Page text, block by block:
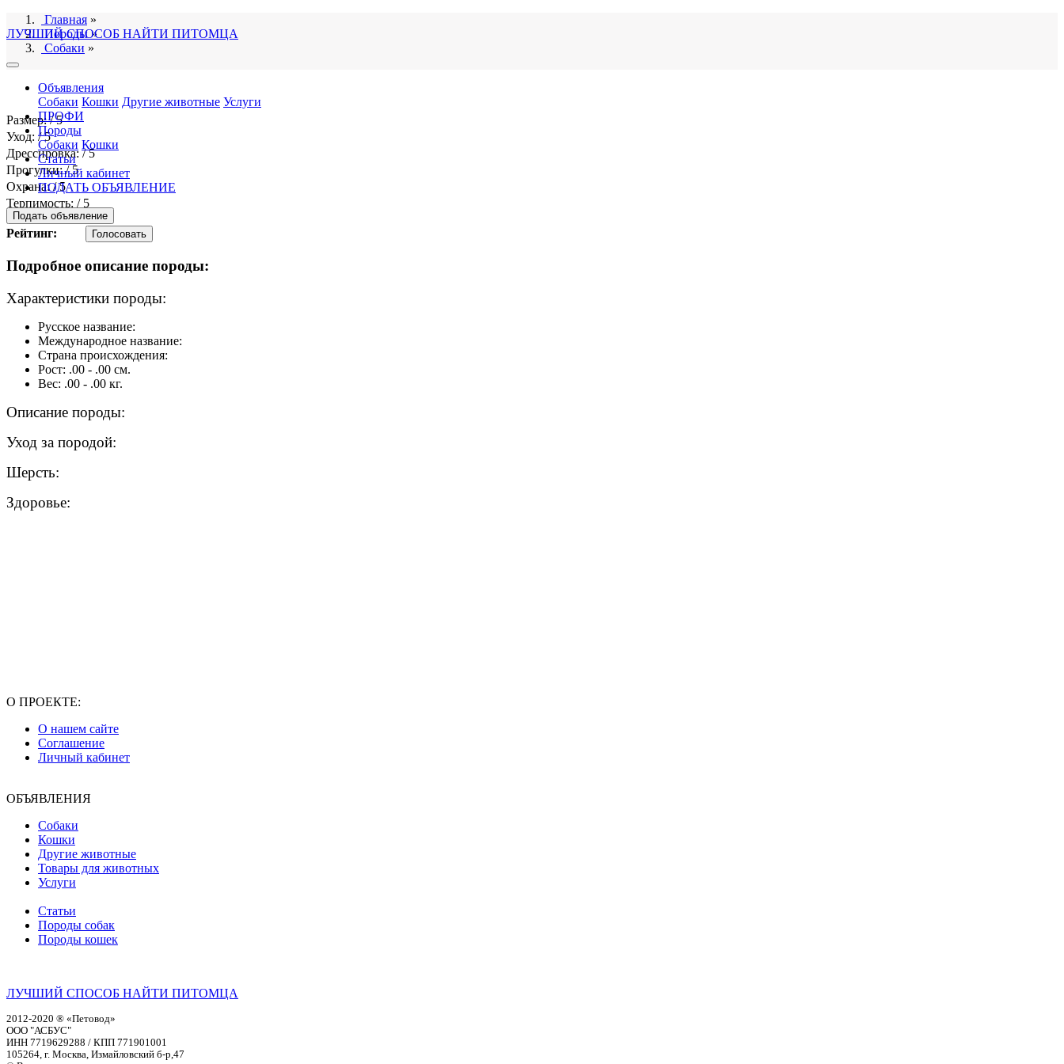
ЛУЧШИЙ СПОСОБ НАЙТИ ПИТОМЦА
Объявления
Собаки Кошки Другие животные Услуги
ПРОФИ
Породы
Собаки Кошки
Статьи
Личный кабинет
ПОДАТЬ ОБЪЯВЛЕНИЕ
Подать объявление
Главная »
Породы»
Собаки »
Размер: / 5
Уход: / 5
Дрессировка: / 5
Прогулки: / 5
Охрана: / 5
Терпимость: / 5
Рейтинг: Голосовать
Подробное описание породы:
Характеристики породы:
Русское название:
Международное название:
Страна происхождения:
Рост: .00 - .00 см.
Вес: .00 - .00 кг.
Описание породы:
Уход за породой:
Шерсть:
Здоровье:
О ПРОЕКТЕ:
О нашем сайте
Соглашение
Личный кабинет
ОБЪЯВЛЕНИЯ
Собаки
Кошки
Другие животные
Товары для животных
Услуги
Статьи
Породы собак
Породы кошек
ЛУЧШИЙ СПОСОБ НАЙТИ ПИТОМЦА
2012-2020 ® «Петовод»
ООО "АСБУС"
ИНН 7719629288 / КПП 771901001
105264, г. Москва, Измайловский б-р,47